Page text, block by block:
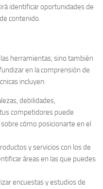
identificar oportunidades de
contenido.
herramientas, sino también
en la comprensión de
incluyen:
debilidades,
competidores puede
cómo posicionarte en el
y servicios con los de
áreas en las que puedes
encuestas y estudios de